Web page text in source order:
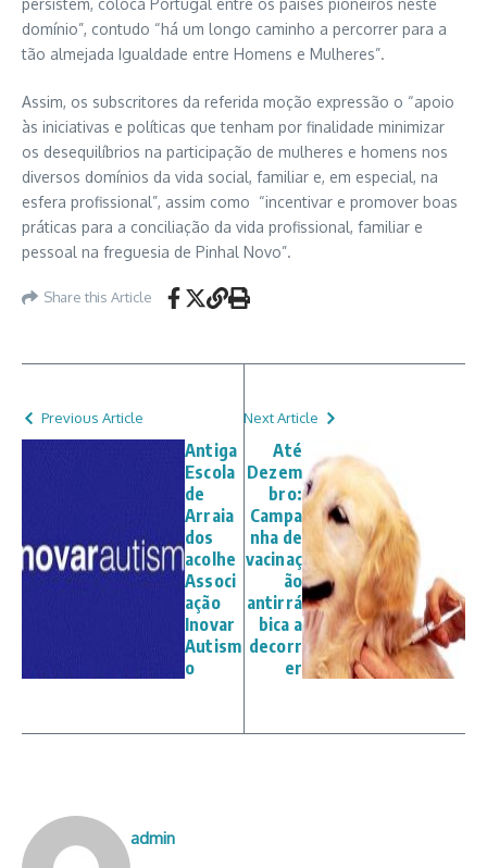
persistem, coloca Portugal entre os países pioneiros neste
domínio”, contudo “há um longo caminho a percorrer para a
tão almejada Igualdade entre Homens e Mulheres”.
Assim, os subscritores da referida moção expressão o “apoio
às iniciativas e políticas que tenham por finalidade minimizar
os desequilíbrios na participação de mulheres e homens nos
diversos domínios da vida social, familiar e, em especial, na
esfera profissional”, assim como “incentivar e promover boas
práticas para a conciliação da vida profissional, familiar e
pessoal na freguesia de Pinhal Novo”.
Share this Article
Previous Article
Antiga
Escola
de
Arraia
dos
acolhe
Associ
ação
Inovar
Autism
o
Next Article
Até
Dezem
bro:
Campa
nha de
vacinaç
ão
antirrá
bica a
decorr
er
admin